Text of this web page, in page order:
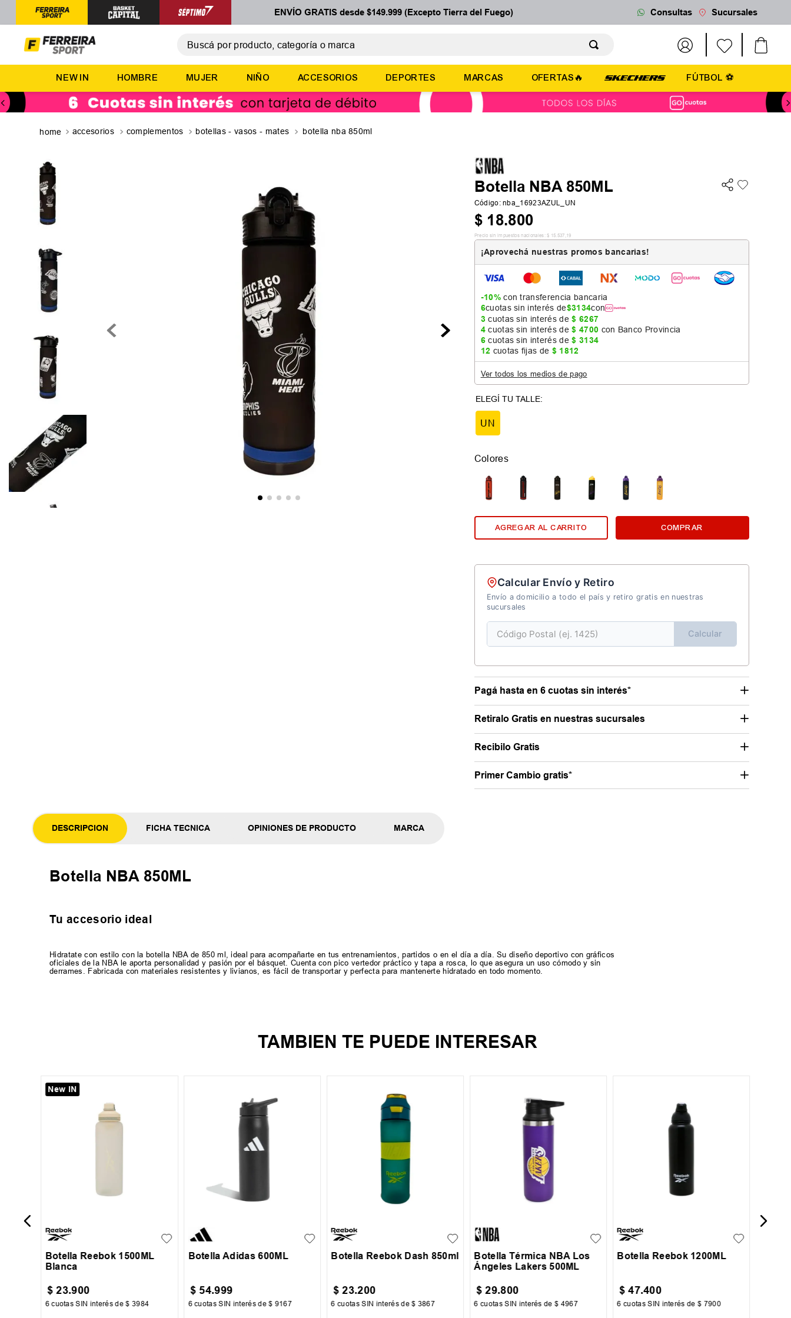
ENVÍO GRATIS desde $149.999 (Excepto Tierra del Fuego) Consultas Sucursales
TÉRMINOS MÁS BUSCADOS
2.
zapatillas
3
basquet
NEW IN HOMBRE MUJER NIÑO ACCESORIOS DEPORTES MARCAS OFERTAS🔥 FÚTBOL ⚽
accesorios complementos botellas - vasos - mates botella nba 850ml
Botella NBA 850ML
Código:nba_16923AZUL_UN
$ 18.800
Precio sin impuestos nacionales: $ 15.537 ,19
¡Aprovechá nuestras promos bancarias!
-10%con transferencia bancaria
6cuotas sin interés de$3134con
3cuotas sin interés de$ 6267
4cuotas sin interés de$ 4700 con Banco Provincia
6cuotas sin interés de$ 3134
12 cuotas fijas de $ 1812
Ver todos los medios de pago
UN
Colores
AGREGAR AL CARRITO COMPRAR
Calcular Envío y Retiro
Envío a domicilio a todo el país y retiro gratis en nuestras
sucursales
Calcular
Pagá hasta en 6 cuotas sin interés*
Retiralo Gratis en nuestras sucursales
Recibilo Gratis
Primer Cambio gratis*
DESCRIPCION FICHA TECNICA OPINIONES DE PRODUCTO MARCA
Botella NBA 850ML
Tu accesorio ideal
Hidratate con estilo con la botella NBA de 850 ml, ideal para acompañarte en tus entrenamientos, partidos o en el día a día. Su diseño deportivo con gráficos
oficiales de la NBA le aporta personalidad y pasión por el básquet. Cuenta con pico vertedor práctico y tapa a rosca, lo que asegura un uso cómodo y sin
derrames. Fabricada con materiales resistentes y livianos, es fácil de transportar y perfecta para mantenerte hidratado en todo momento.
TAMBIEN TE PUEDE INTERESAR
New IN
Botella Reebok 1500ML
Blanca
$ 23.900
6 cuotas SIN interés de$ 3984
Botella Adidas 600ML
$ 54.999
6 cuotas SIN interés de$ 9167
Botella Reebok Dash 850ml
$ 23.200
6 cuotas SIN interés de$ 3867
Botella Térmica NBA Los
Ángeles Lakers 500ML
$ 29.800
6 cuotas SIN interés de$ 4967
Botella Reebok 1200ML
$ 47.400
6 cuotas SIN interés de$ 7900